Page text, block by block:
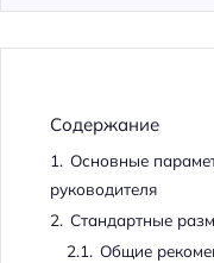
Содержание
1. Основные
руководителя
2. Стандартные
2.1. Общие